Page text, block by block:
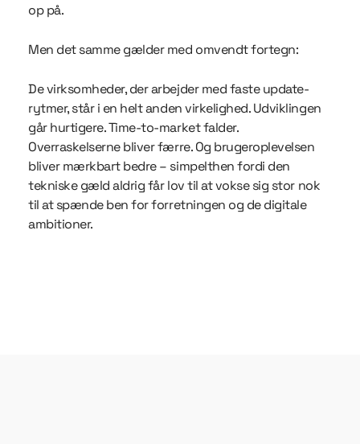
op på.
Men det samme gælder med omvendt fortegn:
De virksomheder, der arbejder med faste update-
rytmer, står i en helt anden virkelighed. Udviklingen
går hurtigere. Time-to-market falder.
Overraskelserne bliver færre. Og brugeroplevelsen
bliver mærkbart bedre – simpelthen fordi den
tekniske gæld aldrig får lov til at vokse sig stor nok
til at spænde ben for forretningen og de digitale
ambitioner.